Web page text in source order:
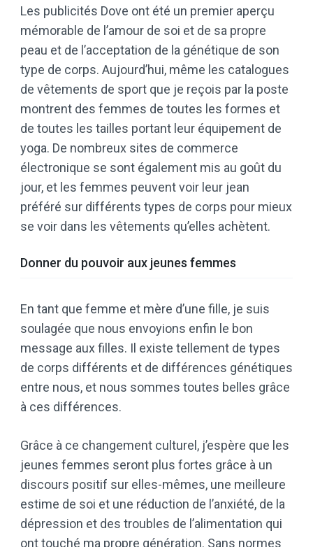
Les publicités Dove ont été un premier aperçu
mémorable de l’amour de soi et de sa propre
peau et de l’acceptation de la génétique de son
type de corps. Aujourd’hui, même les catalogues
de vêtements de sport que je reçois par la poste
montrent des femmes de toutes les formes et
de toutes les tailles portant leur équipement de
yoga. De nombreux sites de commerce
électronique se sont également mis au goût du
jour, et les femmes peuvent voir leur jean
préféré sur différents types de corps pour mieux
se voir dans les vêtements qu’elles achètent.
Donner du pouvoir aux jeunes femmes
En tant que femme et mère d’une fille, je suis
soulagée que nous envoyions enfin le bon
message aux filles. Il existe tellement de types
de corps différents et de différences génétiques
entre nous, et nous sommes toutes belles grâce
à ces différences.
Grâce à ce changement culturel, j’espère que les
jeunes femmes seront plus fortes grâce à un
discours positif sur elles-mêmes, une meilleure
estime de soi et une réduction de l’anxiété, de la
dépression et des troubles de l’alimentation qui
ont touché ma propre génération. Sans normes